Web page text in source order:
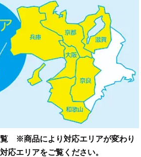
※商品により対応エリアが変わり
応エリアをご覧ください。